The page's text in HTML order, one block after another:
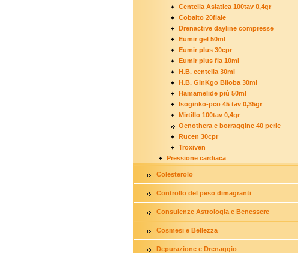
Centella Asiatica 100tav 0,4gr
Cobalto 20fiale
Drenactive dayline compresse
Eumir gel 50ml
Eumir plus 30cpr
Eumir plus fla 10ml
H.B. centella 30ml
H.B. GinKgo Biloba 30ml
Hamamelide piú 50ml
Isoginko-pco 45 tav 0,35gr
Mirtillo 100tav 0,4gr
Oenothera e borraggine 40 perle
Rucen 30cpr
Troxiven
Pressione cardiaca
Colesterolo
Controllo del peso dimagranti
Consulenze Astrologia e Benessere
Cosmesi e Bellezza
Depurazione e Drenaggio